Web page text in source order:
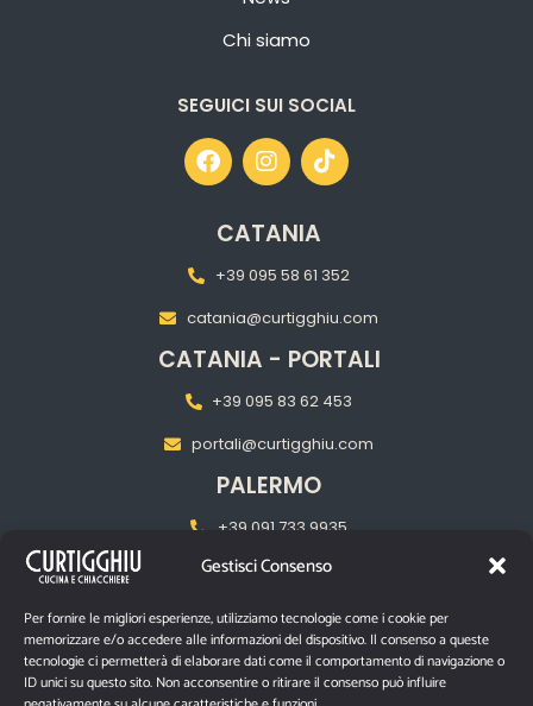
Gestisci Consenso
Per fornire le migliori esperienze, utilizziamo tecnologie come i cookie per
memorizzare e/o accedere alle informazioni del dispositivo. Il consenso a queste
tecnologie ci permetterà di elaborare dati come il comportamento di navigazione o
ID unici su questo sito. Non acconsentire o ritirare il consenso può influire
Chi siamo
SEGUICI SUI SOCIAL
CATANIA
+39 095 58 61 352
catania@curtigghiu.com
CATANIA - PORTALI
+39 095 83 62 453
portali@curtigghiu.com
PALERMO
+39 091 733 9935
palermo@curtigghiu.com
MILANO
‎+39 02 2217 5681
pasubiomilano@curtigghiu.com